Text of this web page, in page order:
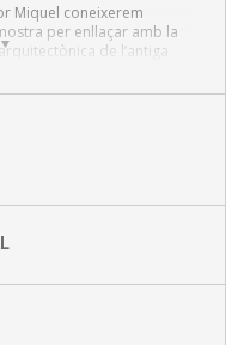
Miquel coneixerem
per enllaçar amb la
de l’antiga
des del segle XIV
es conserven.